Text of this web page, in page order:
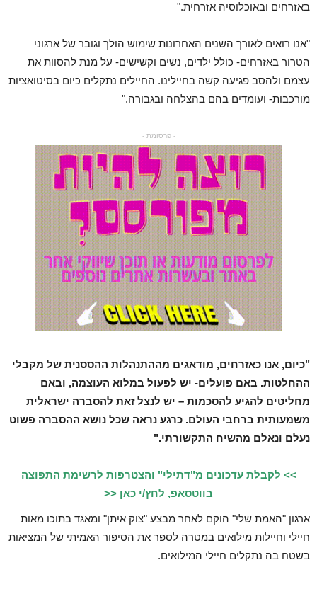
באזרחים ובאוכלוסיה אזרחית."
"אנו רואים לאורך השנים האחרונות שימוש הולך וגובר של ארגוני
הטרור באזרחים- כולל ילדים, נשים וקשישים- על מנת להסוות את
עצמם ולהסב פגיעה קשה בחיילינו. החיילים נתקלים כיום בסיטואציות
מורכבות- ועומדים בהם בהצלחה ובגבורה."
- פרסומת -
"כיום, אנו כאזרחים, מודאגים מההתנהלות ההססנית של מקבלי
ההחלטות. באם פועלים- יש לפעול במלוא העוצמה, ובאם
מחליטים להגיע להסכמות – יש לנצל זאת להסברה ישראלית
משמעותית ברחבי העולם. כרגע נראה שכל נושא ההסברה פשוט
נעלם ונאלם מהשיח התקשורתי."
>> לקבלת עדכונים מ"דתילי" והצטרפות לרשימת התפוצה
בווטסאפ, לחץ/י כאן <<
ארגון "האמת שלי" הוקם לאחר מבצע "צוק איתן" ומאגד בתוכו מאות
חיילי וחיילות מילואים במטרה לספר את הסיפור האמיתי של המציאות
בשטח בה נתקלים חיילי המילואים.